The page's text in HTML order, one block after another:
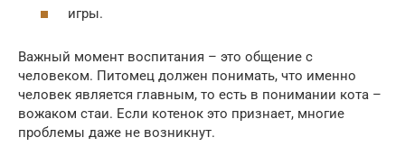
игры.
Важный момент воспитания – это общение с
человеком. Питомец должен понимать, что именно
человек является главным, то есть в понимании кота –
вожаком стаи. Если котенок это признает, многие
проблемы даже не возникнут.